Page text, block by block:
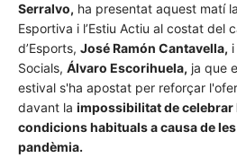
Serralvo, ha presentat aquest matí
Esportiva i l’Estiu Actiu al costat del
d’Esports, José Ramón Cantavella,
Socials, Álvaro Escorihuela, ja que
estival s'ha apostat per reforçar
davant la impossibilitat de celebrar
condicions habituals a causa de
pandèmia.